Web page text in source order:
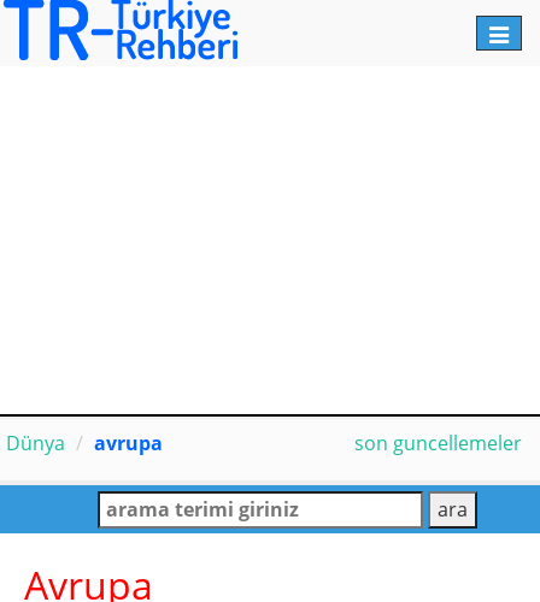
Dünya avrupa son guncellemeler
Avrupa